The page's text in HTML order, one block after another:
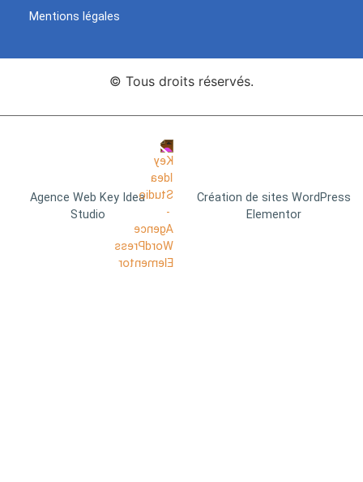
Mentions légales
© Tous droits réservés.
Agence Web Key Idea
Studio
Création de sites WordPress
Elementor